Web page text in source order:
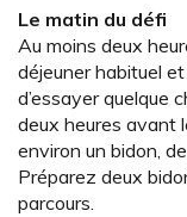
Le matin du défi
Au moins deux
déjeuner habituel
d’essayer quelque
deux heures avant
environ un bidon,
Préparez deux
parcours.